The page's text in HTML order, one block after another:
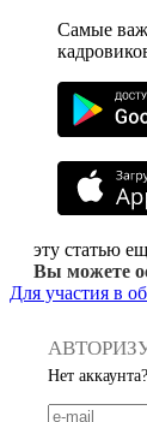
Самые
эту статью
Вы можете
Для участия в
Нет аккаунта?